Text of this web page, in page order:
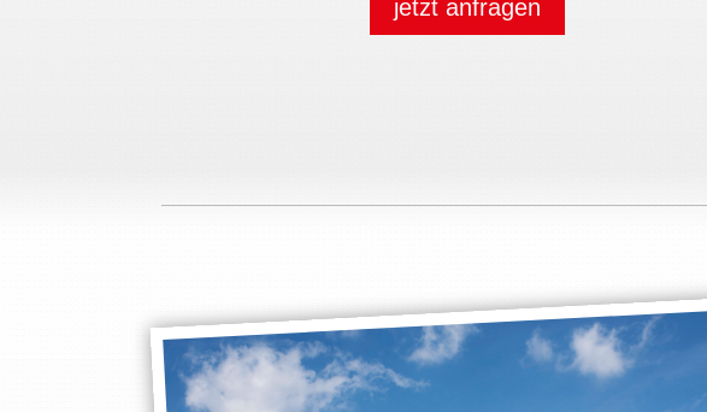
jetzt anfragen